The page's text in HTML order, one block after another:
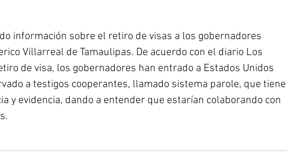
información sobre el retiro de visas a los gobernadores
Villarreal de Tamaulipas. De acuerdo con el diario Los
de visa, los gobernadores han entrado a Estados Unidos
a testigos cooperantes, llamado sistema parole, que tiene
y evidencia, dando a entender que estarían colaborando con